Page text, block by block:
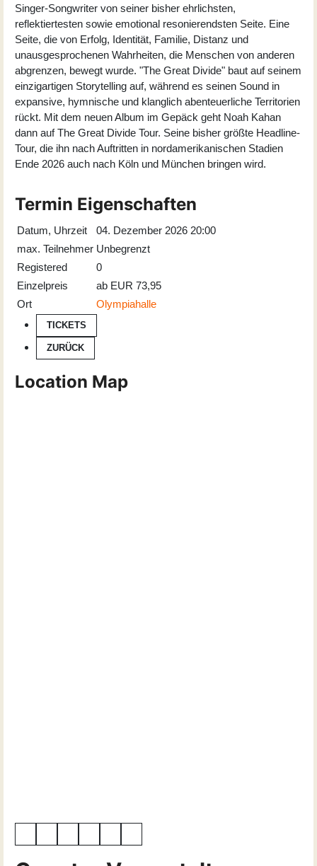
Singer-Songwriter von seiner bisher ehrlichsten,
reflektiertesten sowie emotional resonierendsten Seite. Eine
Seite, die von Erfolg, Identität, Familie, Distanz und
unausgesprochenen Wahrheiten, die Menschen von anderen
abgrenzen, bewegt wurde. "The Great Divide" baut auf seinem
einzigartigen Storytelling auf, während es seinen Sound in
expansive, hymnische und klanglich abenteuerliche Territorien
rückt. Mit dem neuen Album im Gepäck geht Noah Kahan
dann auf The Great Divide Tour. Seine bisher größte Headline-
Tour, die ihn nach Auftritten in nordamerikanischen Stadien
Ende 2026 auch nach Köln und München bringen wird.
Termin Eigenschaften
Datum, Uhrzeit
04. Dezember 2026 20:00
max. Teilnehmer Unbegrenzt
Registered
0
Einzelpreis
ab EUR 73,95
Ort
Olympiahalle
TICKETS
ZURÜCK
Location Map